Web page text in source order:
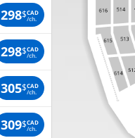
298$CAD
/ch.
298$CAD
/ch.
305$CAD
/ch.
309$CAD
/ch.